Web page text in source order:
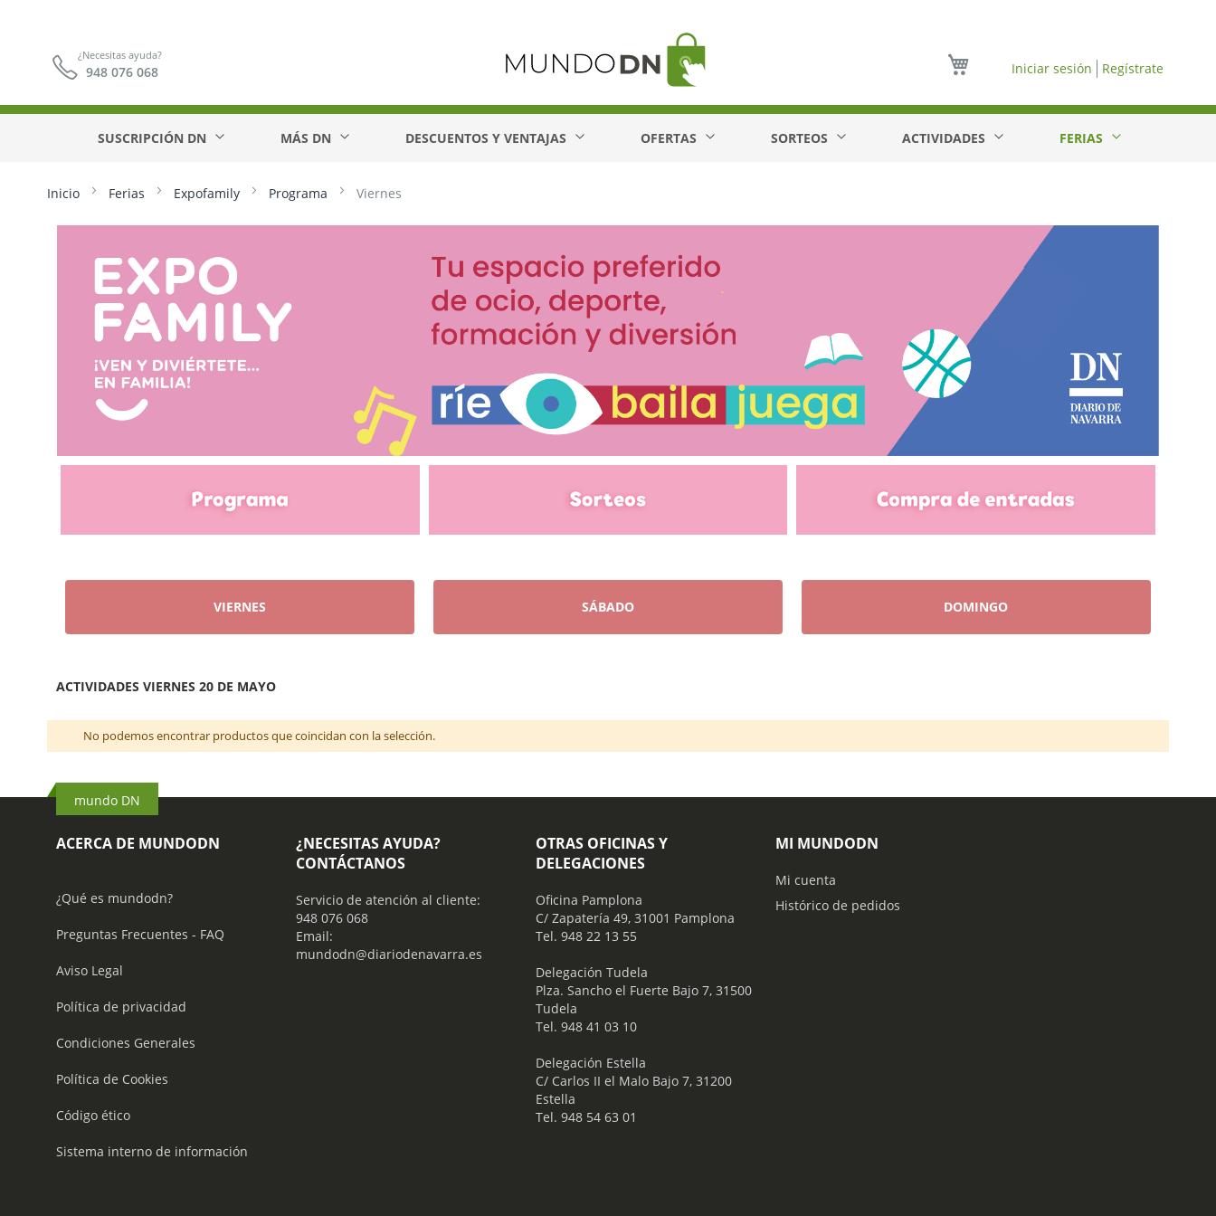
¿Necesitas ayuda?
948 076 068 Iniciar sesión Regístrate
SUSCRIPCIÓN DN MÁS DN DESCUENTOS Y VENTAJAS OFERTAS SORTEOS ACTIVIDADES FERIAS
Inicio Ferias Expofamily Programa Viernes
VIERNES SÁBADO DOMINGO
ACTIVIDADES VIERNES 20 DE MAYO
No podemos encontrar productos que coincidan con la selección.
mundo DN
ACERCA DE MUNDODN
¿Qué es mundodn?
Preguntas Frecuentes - FAQ
Aviso Legal
Política de privacidad
Condiciones Generales
Política de Cookies
Código ético
Sistema interno de información
¿NECESITAS AYUDA?
CONTÁCTANOS
Servicio de atención al cliente:
948 076 068
Email:
mundodn@diariodenavarra.es
OTRAS OFICINAS Y
DELEGACIONES
Oficina Pamplona
C/ Zapatería 49, 31001 Pamplona
Tel. 948 22 13 55
​ Delegación Tudela
Plza. Sancho el Fuerte Bajo 7, 31500
Tudela
Tel. 948 41 03 10
​ Delegación Estella
C/ Carlos II el Malo Bajo 7, 31200
Estella
Tel. 948 54 63 01
MI MUNDODN
Mi cuenta
Histórico de pedidos